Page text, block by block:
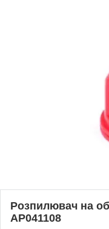
Розпилювач на
AP041108